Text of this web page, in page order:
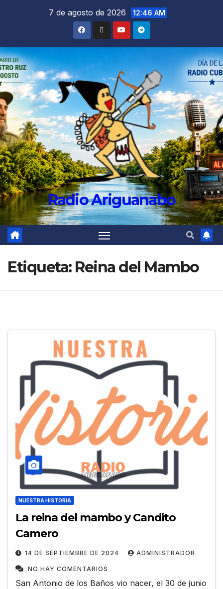
7 de agosto de 2026 12:46 AM
Radio Ariguanabo
Etiqueta: Reina del Mambo
NUESTRA HISTORIA
La reina del mambo y Candito
Camero
14 DE SEPTIEMBRE DE 2024 ADMINISTRADOR
NO HAY COMENTARIOS
San Antonio de los Baños vio nacer, el 30 de junio